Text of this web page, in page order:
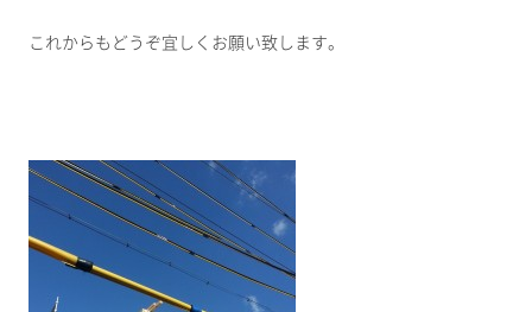
これからもどうぞ宜しくお願い致します。